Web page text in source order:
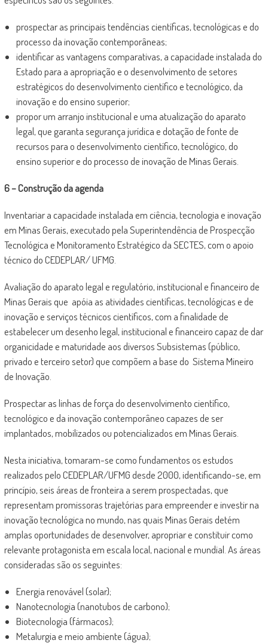
prospectar as principais tendências científicas, tecnológicas e do
processo da inovação contemporâneas;
identificar as vantagens comparativas, a capacidade instalada do
Estado para a apropriação e o desenvolvimento de setores
estratégicos do desenvolvimento científico e tecnológico, da
inovação e do ensino superior;
propor um arranjo institucional e uma atualização do aparato
legal, que garanta segurança jurídica e dotação de fonte de
recursos para o desenvolvimento científico, tecnológico, do
ensino superior e do processo de inovação de Minas Gerais.
6 – Construção da agenda
Inventariar a capacidade instalada em ciência, tecnologia e inovação
em Minas Gerais, executado pela Superintendência de Prospecção
Tecnológica e Monitoramento Estratégico da SECTES, com o apoio
técnico do CEDEPLAR/ UFMG.
Avaliação do aparato legal e regulatório, institucional e financeiro de
Minas Gerais que apóia as atividades científicas, tecnológicas e de
inovação e serviços técnicos científicos, com a finalidade de
estabelecer um desenho legal, institucional e financeiro capaz de dar
organicidade e maturidade aos diversos Subsistemas (público,
privado e terceiro setor) que compõem a base do Sistema Mineiro
de Inovação.
Prospectar as linhas de força do desenvolvimento científico,
tecnológico e da inovação contemporâneo capazes de ser
implantados, mobilizados ou potencializados em Minas Gerais.
Nesta iniciativa, tomaram-se como fundamentos os estudos
realizados pelo CEDEPLAR/UFMG desde 2000, identificando-se, em
princípio, seis áreas de fronteira a serem prospectadas, que
representam promissoras trajetórias para empreender e investir na
inovação tecnológica no mundo, nas quais Minas Gerais detém
amplas oportunidades de desenvolver, apropriar e constituir como
relevante protagonista em escala local, nacional e mundial. As áreas
consideradas são os seguintes:
Energia renovável (solar);
Nanotecnologia (nanotubos de carbono);
Biotecnologia (fármacos);
Metalurgia e meio ambiente (água);